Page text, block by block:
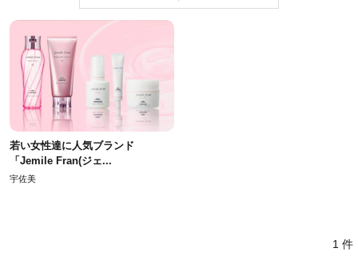
若い女性達に人気ブランド
「Jemile Fran(ジェ...
宇佐美
1 件